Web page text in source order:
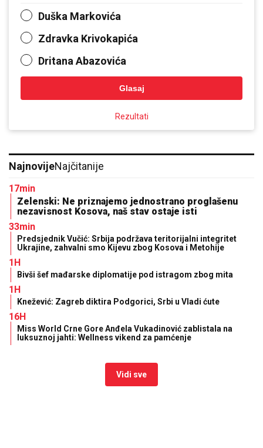
Duška Markovića
Zdravka Krivokapića
Dritana Abazovića
Glasaj
Rezultati
NajnovijeNajčitanije
17min
Zelenski: Ne priznajemo jednostrano proglašenu
nezavisnost Kosova, naš stav ostaje isti
33min
Predsjednik Vučić: Srbija podržava teritorijalni integritet
Ukrajine, zahvalni smo Kijevu zbog Kosova i Metohije
1H
Bivši šef mađarske diplomatije pod istragom zbog mita
1H
Knežević: Zagreb diktira Podgorici, Srbi u Vladi ćute
16H
Miss World Crne Gore Anđela Vukadinović zablistala na
luksuznoj jahti: Wellness vikend za pamćenje
Vidi sve